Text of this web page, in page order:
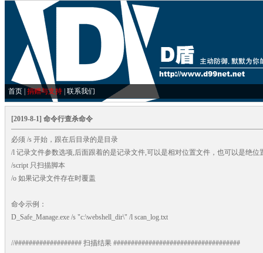
首页 捐赠与支持 联系我们
[2019-8-1] 命令行查杀命令
必须 /s 开始，跟在后目录的是目录
/l 记录文件参数选项,后面跟着的是记录文件,可以是相对位置文件，也可以是绝位
/script 只扫描脚本
/o 如果记录文件存在时覆盖
命令示例：
D_Safe_Manage.exe /s "c:\webshell_dir\" /l scan_log.txt
//################### 扫描结果 ####################################